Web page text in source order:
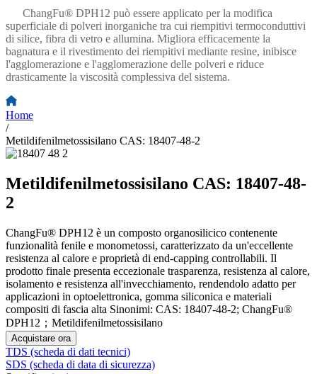
ChangFu® DPH12 può essere applicato per la modifica
superficiale di polveri inorganiche tra cui riempitivi termoconduttivi
di silice, fibra di vetro e allumina. Migliora efficacemente la
bagnatura e il rivestimento dei riempitivi mediante resine, inibisce
l'agglomerazione e l'agglomerazione delle polveri e riduce
drasticamente la viscosità complessiva del sistema.
Home
/
Metildifenilmetossisilano CAS: 18407-48-2
Metildifenilmetossisilano CAS: 18407-48-
2
ChangFu® DPH12 è un composto organosilicico contenente
funzionalità fenile e monometossi, caratterizzato da un'eccellente
resistenza al calore e proprietà di end-capping controllabili. Il
prodotto finale presenta eccezionale trasparenza, resistenza al calore,
isolamento e resistenza all'invecchiamento, rendendolo adatto per
applicazioni in optoelettronica, gomma siliconica e materiali
compositi di fascia alta Sinonimi: CAS: 18407-48-2; ChangFu®
DPH12；Metildifenilmetossisilano
Acquistare ora
TDS (scheda di dati tecnici)
SDS (scheda di data di sicurezza)